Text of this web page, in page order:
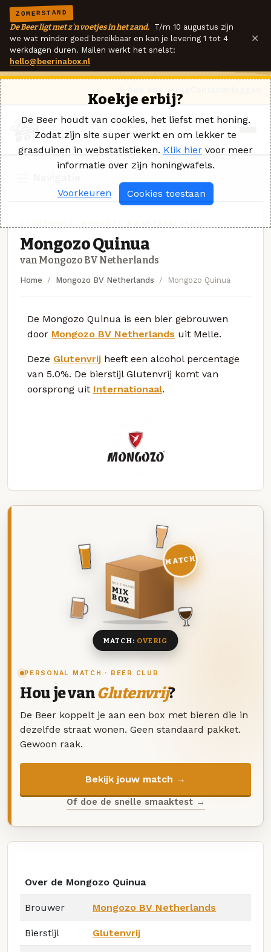
ZOMERSTAND
De Beer ligt met z'n voetjes in het zand. T/m 10 augustus zijn
we wat minder goed bereikbaar en kan je levering 1 tot 4
werkdagen duren. Mailen werkt het snelst:
hello@beerinabox.nl
×
Mongozo Quinua
van Mongozo BV Netherlands
Home Mongozo BV Netherlands Mongozo Quinua
De Mongozo Quinua is een bier gebrouwen
door Mongozo BV Netherlands uit Melle.
Deze Glutenvrij heeft een alcohol percentage
van 5.0%. De bierstijl Glutenvrij komt van
oorsprong uit Internationaal.
PERSONAL MATCH · BEER CLUB
Hou je vanGlutenvrij?
De Beer koppelt je aan een box met bieren die in
dezelfde straat wonen. Geen standaard pakket.
Gewoon raak.
Bekijk jouw match →
Of doe de snelle smaaktest →
DEZE MAAND
MIX
BOX
8 BIEREN
MATCH
MATCH: OVERIG
Over de Mongozo Quinua
Brouwer Mongozo BV Netherlands
Bierstijl Glutenvrij
Koekje erbij?
De Beer houdt van cookies, het liefst met honing.
Zodat zijn site super werkt en om lekker te
grasduinen in webstatistieken. Klik hier voor meer
informatie over zijn honingwafels.
Voorkeuren Cookies toestaan